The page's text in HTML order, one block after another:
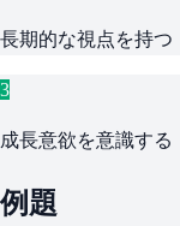
長期的な視点を持つ
3
成長意欲を意識する
例題